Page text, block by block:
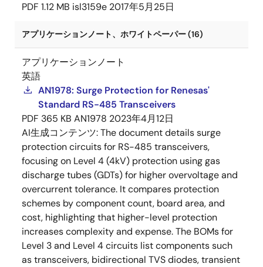
PDF 1.12 MB isl3159e 2017年5月25日
アプリケーションノート、ホワイトペーパー (16)
アプリケーションノート
英語
AN1978: Surge Protection for Renesas'
Standard RS-485 Transceivers
PDF 365 KB AN1978 2023年4月12日
AI生成コンテンツ:The document details surge
protection circuits for RS-485 transceivers,
focusing on Level 4 (4kV) protection using gas
discharge tubes (GDTs) for higher overvoltage and
overcurrent tolerance. It compares protection
schemes by component count, board area, and
cost, highlighting that higher-level protection
increases complexity and expense. The BOMs for
Level 3 and Level 4 circuits list components such
as transceivers, bidirectional TVS diodes, transient